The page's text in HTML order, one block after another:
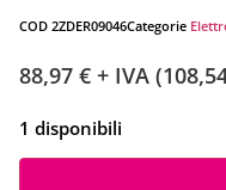
COD 2ZDER09046Categorie
88,97 € + IVA (
1 disponibili